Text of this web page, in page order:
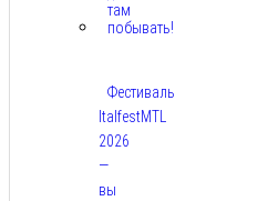
Фестиваль
ItalfestMTL
2026
—
вы